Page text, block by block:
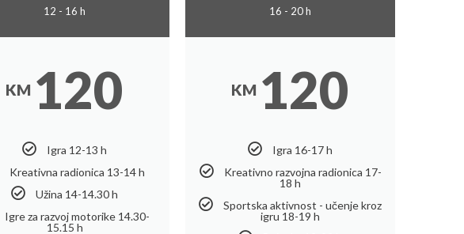
12 - 16 h
KM 120
Igra 12-13 h
Kreativna radionica 13-14 h
Užina 14-14.30 h
Igre za razvoj motorike 14.30-
15.15 h
16 - 20 h
KM 120
Igra 16-17 h
Kreativno razvojna radionica 17-
18 h
Sportska aktivnost - učenje kroz
igru 18-19 h